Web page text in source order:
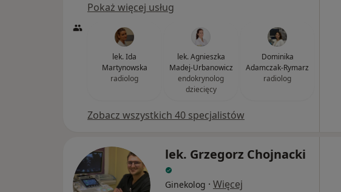
Pokaż więcej usług
lek. Ida
Martynowska
radiolog
lek. Agnieszka
Madej-Urbanowicz
endokrynolog
dziecięcy
Dominika
Adamczak-Rymarz
radiolog
Zobacz wszystkich 40 specjalistów
lek. Grzegorz Chojnacki
Ginekolog · Więcej